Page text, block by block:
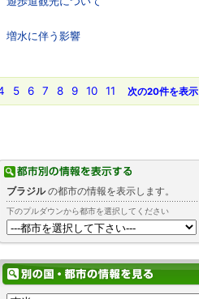
増水に伴う影響
5 6 7 8 9 10 11 次の20件を表示
ブラジル の都市の情報を表示します。
下のプルダウンから都市を選択してください